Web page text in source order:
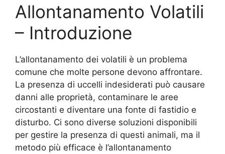
Allontanamento Volatili
– Introduzione
L’allontanamento dei volatili è un problema
comune che molte persone devono affrontare.
La presenza di uccelli indesiderati può causare
danni alle proprietà, contaminare le aree
circostanti e diventare una fonte di fastidio e
disturbo. Ci sono diverse soluzioni disponibili
per gestire la presenza di questi animali, ma il
metodo più efficace è l’allontanamento